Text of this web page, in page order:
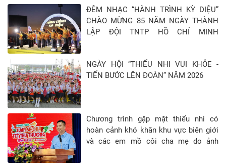
ĐÊM NHẠC “HÀNH TRÌNH KỲ DIỆU”
CHÀO MỪNG 85 NĂM NGÀY THÀNH
LẬP ĐỘI TNTP HỒ CHÍ MINH
NGÀY HỘI “THIẾU NHI VUI KHỎE -
TIẾN BƯỚC LÊN ĐOÀN” NĂM 2026
Chương trình gặp mặt thiếu nhi có
hoàn cảnh khó khăn khu vực biên giới
và các em mồ côi cha mẹ do ảnh